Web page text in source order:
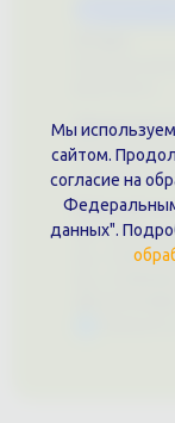
Политика
Публичная
г.
+7
Написать
Мы
сайтом.
согласие на
данных".